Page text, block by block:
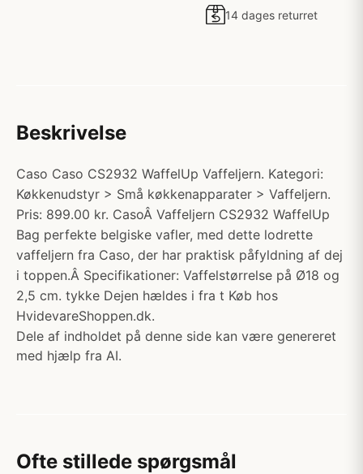
14 dages returret
Beskrivelse
Caso Caso CS2932 WaffelUp Vaffeljern. Kategori:
Køkkenudstyr > Små køkkenapparater > Vaffeljern.
Pris: 899.00 kr. CasoÂ Vaffeljern CS2932 WaffelUp
Bag perfekte belgiske vafler, med dette lodrette
vaffeljern fra Caso, der har praktisk påfyldning af dej
i toppen.Â Specifikationer: Vaffelstørrelse på Ø18 og
2,5 cm. tykke Dejen hældes i fra t Køb hos
HvidevareShoppen.dk.
Dele af indholdet på denne side kan være genereret
med hjælp fra AI.
Ofte stillede spørgsmål